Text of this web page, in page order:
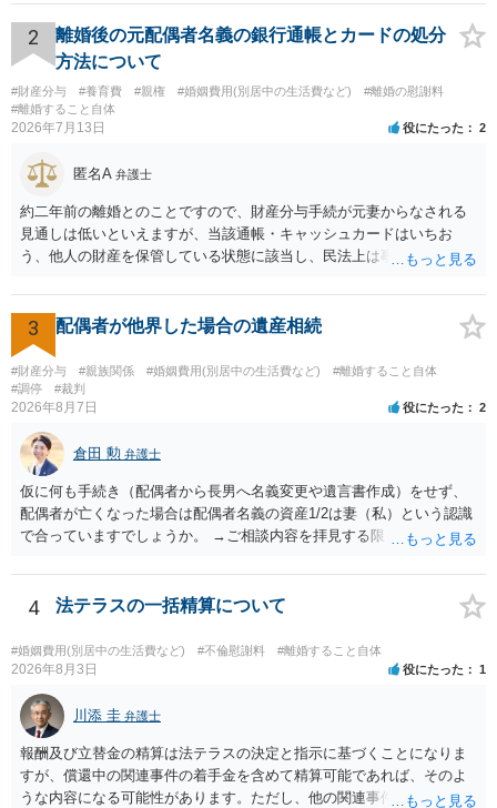
は調停が成立するということはないため，相手が合意するメリットを
だしてでも調停で終わらせるよう努めるのか，裁判離婚を見据えて調
停での離婚に固執しないかいずれかの対応は必要となるかと思われま
す。 お一人で対応するのは難しい側面もありますので弁護士を立てる
ことを検討されると良いかと思われます。
2
離婚後の元配偶者名義の銀行通帳とカードの処分
方法について
#財産分与 #養育費 #親権 #婚姻費用(別居中の生活費など)
#離婚の慰謝料
#離婚すること自体
2026年7月13日 役にたった 2
匿名A 弁護士
約二年前の離婚とのことですので、財産分与手続が元妻からなされる
見通しは低いといえますが、当該通帳・キャッシュカードはいちお
う、他人の財産を保管している状態に該当し、民法上は事務管理（597
えにくくとも、表だってのお答えとしては元妻の了解なく処分するこ
とはできないというお答えになってしまいます。
3 配偶者が他界した場合の遺産相続
#財産分与 #親族関係 #婚姻費用(別居中の生活費など)
#離婚すること自体
#調停
#裁判
2026年8月7日 役にたった 2
倉田 勲 弁護士
仮に何も手続き（配偶者から長男へ名義変更や遺言書作成）をせず、
配偶者が亡くなった場合は配偶者名義の資産1/2は妻（私）という認識
で合っていますでしょうか。 →ご相談内容を拝見する限りでは、その
完全に所有する場合は、他の相続人に対して自宅の評価額の１/２の代
償金の支払いが必要になります。
4 法テラスの一括精算について
#婚姻費用(別居中の生活費など) #不倫慰謝料 #離婚すること自体
2026年8月3日 役にたった 1
川添 圭 弁護士
報酬及び立替金の精算は法テラスの決定と指示に基づくことになりま
すが、償還中の関連事件の着手金を含めて精算可能であれば、そのよ
うな内容になる可能性があります。ただし、他の関連事件でも相手方